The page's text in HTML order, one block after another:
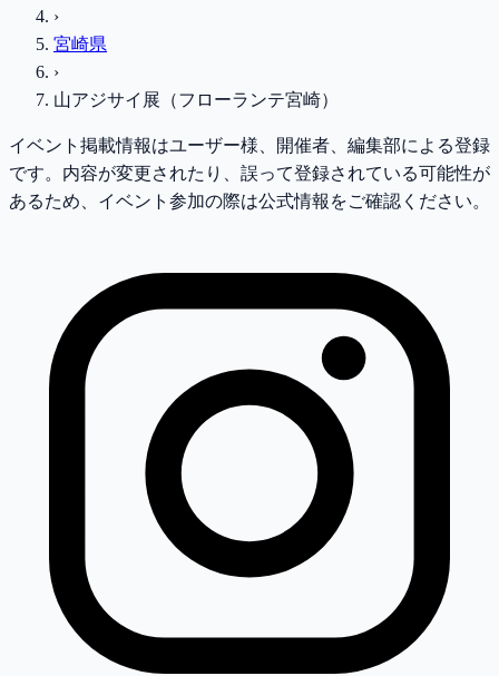
›
宮崎県
›
山アジサイ展（フローランテ宮崎）
イベント掲載情報はユーザー様、開催者、編集部による登録
です。内容が変更されたり、誤って登録されている可能性が
あるため、イベント参加の際は公式情報をご確認ください。